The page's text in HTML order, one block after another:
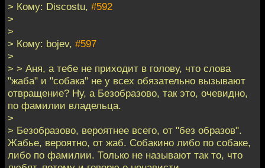
> Кому: Discostu, #592
>
>
> Кому: bojev, #597
>
> > Аня, а тебе не приходит в голову, что слова
"жаба" и "собака" не у всех обязательно вызывают
отвращение? Ну, а Безобразово, так это, очевидно,
по фамилии владельца.
>
> Безобразово, вероятнее всего, от "без образов".
Жабье, вероятно, от жаб. Собакино либо по собаке,
либо по фамилии. Только не называют так то, что